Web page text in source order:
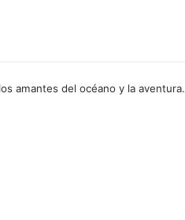
amantes del océano y la aventura.